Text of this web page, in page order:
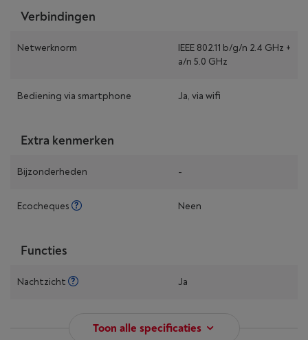
Verbindingen
Netwerknorm
IEEE 802.11 b/g/n 2.4 GHz +
a/n 5.0 GHz
Bediening via smartphone Ja, via wifi
Extra kenmerken
Bijzonderheden -
Ecocheques Neen
Functies
Nachtzicht Ja
Toon alle specificaties